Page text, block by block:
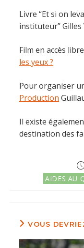
Livre “Et si on
instituteur”
Film en accès
les yeux ?
Pour organiser
Production
Il existe
destination des
Post
category:
AIDES AU
VOUS